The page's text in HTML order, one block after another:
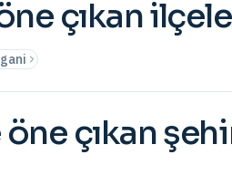
çıkan
çıkan